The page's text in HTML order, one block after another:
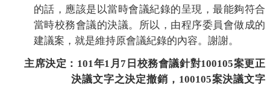
的話，應該是以當時會議紀錄的呈現，最能夠符合
當時校務會議的決議。所以，由程序委員會做成的
建議案，就是維持原會議紀錄的內容。謝謝。
主席決定： 101年1 月 7 日校務會議針對100105案更正
決議文字之決定撤銷， 100105案決議文字